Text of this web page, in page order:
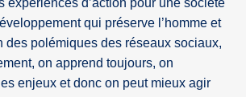
expériences d’action pour une société
qui préserve l’homme et
des polémiques des réseaux sociaux,
on apprend toujours, on
enjeux et donc on peut mieux agir